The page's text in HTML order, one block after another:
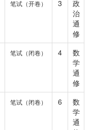
笔试（开卷） 3
政
治
通
修
笔试（闭卷） 4
数
学
通
修
笔试（闭卷） 6
数
学
通